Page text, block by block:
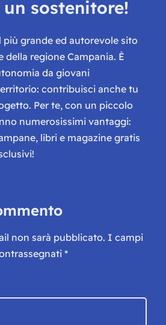
sostenitore!
più grande ed autorevole sito
della regione Campania. È
da giovani
contribuisci anche tu
Per te, con un piccolo
numerosissimi vantaggi:
libri e magazine gratis
non sarà pubblicato. I campi
*